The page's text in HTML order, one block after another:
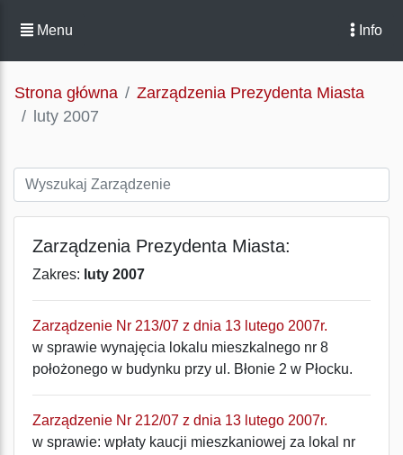
Menu Info
Strona główna
Zarządzenia Prezydenta Miasta
luty 2007
Zarządzenia Prezydenta Miasta:
Zakres: luty 2007
Zarządzenie Nr 213/07 z dnia 13 lutego 2007r.
w sprawie wynajęcia lokalu mieszkalnego nr 8
położonego w budynku przy ul. Błonie 2 w Płocku.
Zarządzenie Nr 212/07 z dnia 13 lutego 2007r.
w sprawie: wpłaty kaucji mieszkaniowej za lokal nr